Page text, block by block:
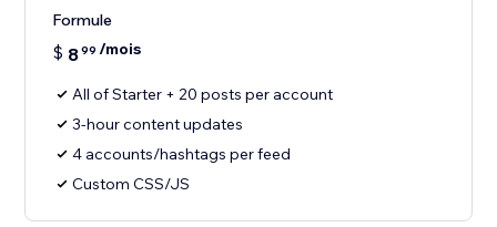
Formule
$ 899 /mois
All of Starter + 20 posts per account
3-hour content updates
4 accounts/hashtags per feed
Custom CSS/JS